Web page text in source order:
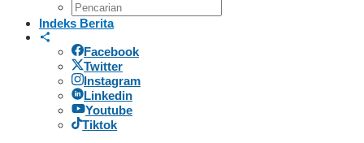
Indeks Berita
Facebook
Twitter
Instagram
Linkedin
Youtube
Tiktok